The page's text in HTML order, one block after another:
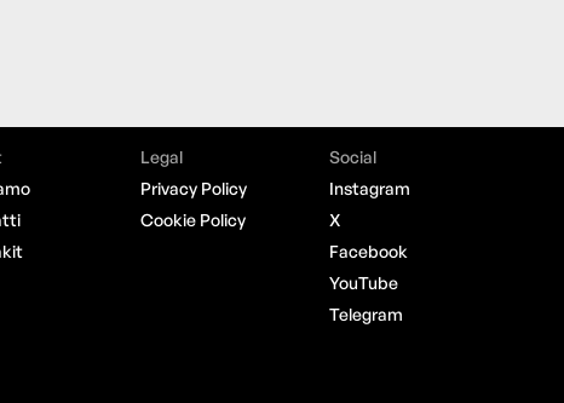
Legal
Privacy Policy
Cookie Policy
Social
Instagram
X
Facebook
YouTube
Telegram